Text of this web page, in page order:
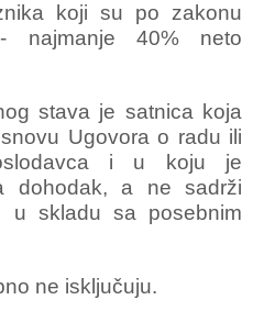
koji su po zakonu
najmanje 40% neto
stava je satnica koja
Ugovora o radu ili
i u koju je
dohodak, a ne sadrži
u skladu sa posebnim
ne isključuju.